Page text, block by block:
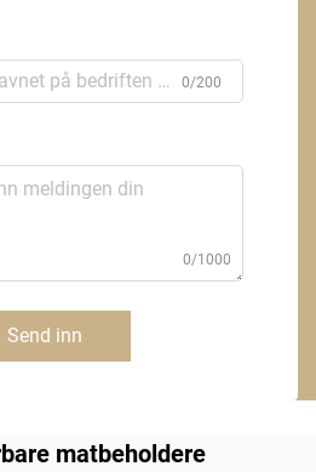
0/200
0/1000
Send inn
matbeholdere